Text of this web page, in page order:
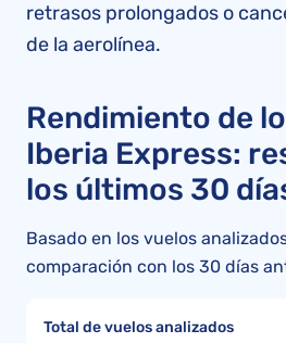
retrasos prolongados o
de la aerolínea.
Rendimiento de
Iberia Express:
los últimos 30
Basado en los vuelos
comparación con los 30 días
Total de vuelos analizados